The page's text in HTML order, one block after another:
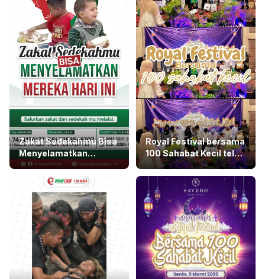
0
Zakat Sedekahmu Bisa
Menyelamatkan
Mereka Hari Ini
0 0
Royal Festival bersama
100 Sahabat Kecil telah
terlaksana